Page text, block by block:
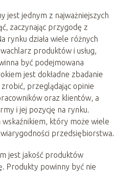
jest jednym z najważniejszych
zaczynając przygodę z
rynku działa wiele różnych
produktów i usług,
być podejmowana
jest dokładne zbadanie
przeglądając opinie
oraz klientów, a
i jej pozycję na rynku.
który może wiele
przedsiębiorstwa.
jest jakość produktów
Produkty powinny być nie